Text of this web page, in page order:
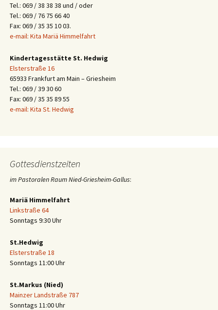
Tel.: 069 / 38 38 38 und / oder
Tel.: 069 / 76 75 66 40
Fax: 069 / 35 35 10 03.
e-mail: Kita Mariä Himmelfahrt
Kindertagesstätte St. Hedwig
Elsterstraße 16
65933 Frankfurt am Main – Griesheim
Tel.: 069 / 39 30 60
Fax: 069 / 35 35 89 55
e-mail: Kita St. Hedwig
Gottesdienstzeiten
im Pastoralen Raum Nied-Griesheim-Gallus:
Mariä Himmelfahrt
Linkstraße 64
Sonntags 9:30 Uhr
St.Hedwig
Elsterstraße 18
Sonntags 11:00 Uhr
St.Markus (Nied)
Mainzer Landstraße 787
Sonntags 11:00 Uhr